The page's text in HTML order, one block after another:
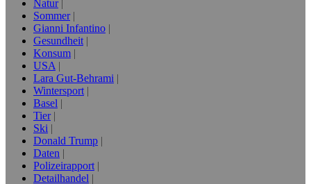
Natur
Sommer
Gianni Infantino
Gesundheit
Konsum
USA
Lara Gut-Behrami
Wintersport
Basel
Tier
Ski
Donald Trump
Daten
Polizeirapport
Detailhandel